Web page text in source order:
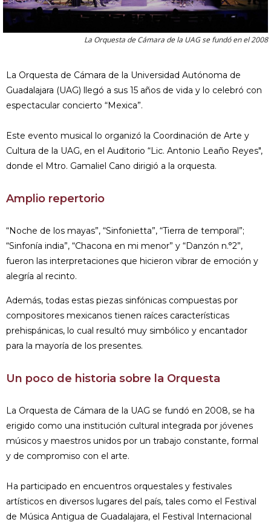
La Orquesta de Cámara de la UAG se fundó en el 2008
La Orquesta de Cámara de la Universidad Autónoma de
Guadalajara (UAG) llegó a sus 15 años de vida y lo celebró con
espectacular concierto “Mexica”.
Este evento musical lo organizó la Coordinación de Arte y
Cultura de la UAG, en el Auditorio “Lic. Antonio Leaño Reyes",
donde el Mtro. Gamaliel Cano dirigió a la orquesta.
Amplio repertorio
“Noche de los mayas”, “Sinfonietta”, “Tierra de temporal”;
“Sinfonía india”, “Chacona en mi menor” y “Danzón n.°2”,
fueron las interpretaciones que hicieron vibrar de emoción y
alegría al recinto.
Además, todas estas piezas sinfónicas compuestas por
compositores mexicanos tienen raíces características
prehispánicas, lo cual resultó muy simbólico y encantador
para la mayoría de los presentes.
Un poco de historia sobre la Orquesta
La Orquesta de Cámara de la UAG se fundó en 2008, se ha
erigido como una institución cultural integrada por jóvenes
músicos y maestros unidos por un trabajo constante, formal
y de compromiso con el arte.
Ha participado en encuentros orquestales y festivales
artísticos en diversos lugares del país, tales como el Festival
de Música Antigua de Guadalajara, el Festival Internacional